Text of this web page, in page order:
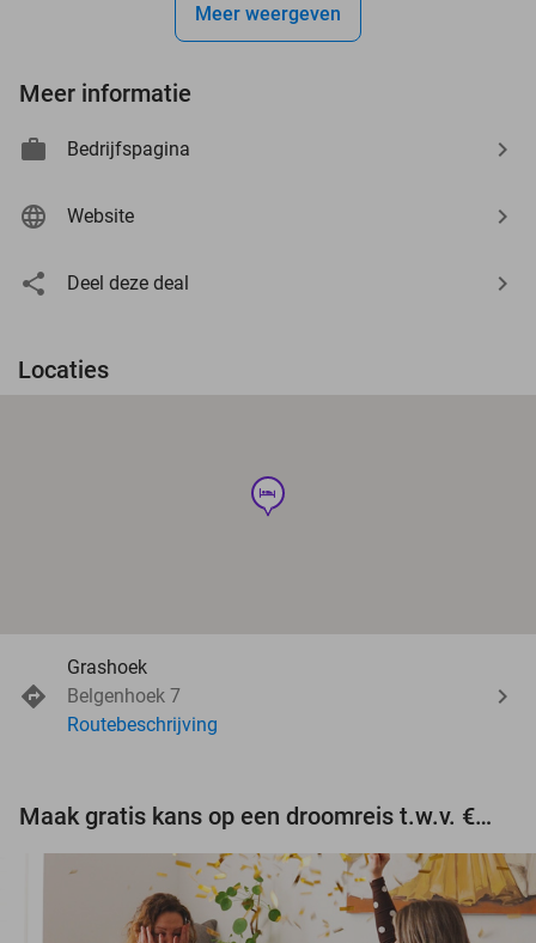
Meer weergeven
Meer informatie
Bedrijfspagina
Website
Deel deze deal
Locaties
hotel
Grashoek
Belgenhoek 7
Routebeschrijving
Maak gratis kans op een droomreis t.w.v. €3.000!